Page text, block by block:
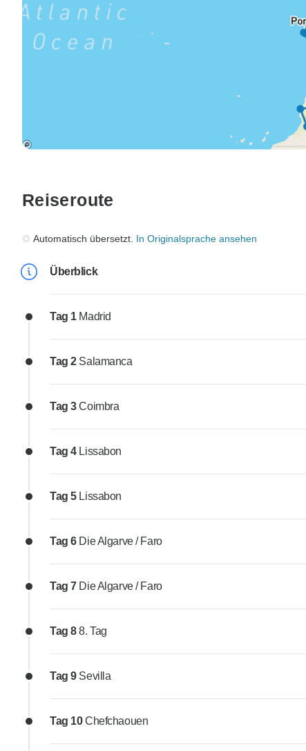
Reiseroute
Automatisch übersetzt. In Originalsprache ansehen
Überblick
Tag 1 Madrid
Tag 2 Salamanca
Tag 3Coimbra
Tag 4 Lissabon
Tag 5 Lissabon
Tag 6 Die Algarve / Faro
Tag 7 Die Algarve / Faro
Tag 88. Tag
Tag 9 Sevilla
Tag 10Chefchaouen